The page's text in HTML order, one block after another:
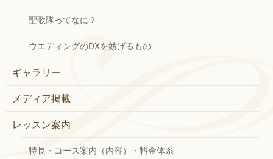
聖歌隊ってなに？
ウエディングのDXを妨げるもの
ギャラリー
メディア掲載
レッスン案内
特長・コース案内（内容）・料金体系